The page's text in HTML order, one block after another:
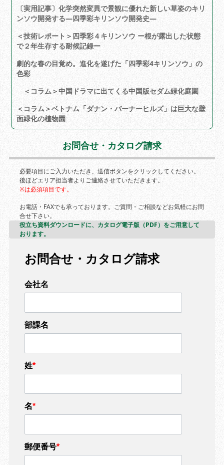
〔実用記事〕化学突然変異で景観に優れた新しい草姿のキリ
ンソウ開発する―四季彩キリンソウ開発史―
＜技術レポート＞四季彩４キリンソウ ー根が露出した状態
で２年生存する耐候記録ー
劇的な春の目覚め。進化を遂げた「四季彩4キリンソウ」の
色彩
＜コラム＞中国ドラマに出てくる中国版セダム緑化庭園
＜コラム＞ベトナム「ダナン・バーナーヒルズ」は巨大な壁
面緑化の植物園
お問合せ・カタログ請求
必要項目にご入力いただき、送信ボタンをクリックしてください。
後ほどエリア担当者よりご連絡させていただきます。
※は必須項目です。
お電話・FAXでも承っております。ご質問・ご相談などお気軽にお問
合せ下さい。
役立ち資料ダウンロードに、カタログ電子版（PDF）をご用意して
おります。
お問合せ・カタログ請求
会社名
部課名
姓*
名*
郵便番号*